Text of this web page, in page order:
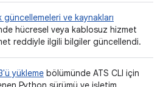
güncellemeleri ve kaynakları
hücresel veya kablosuz hizmet
reddiyle ilgili bilgiler güncellendi.
yükleme bölümünde ATS CLI için